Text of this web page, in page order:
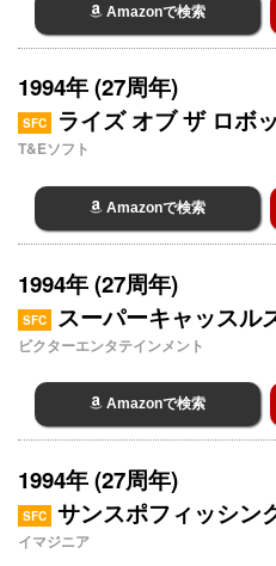
Amazonで検索
1994年 (27周年)
SFC ライズ オブ ザ ロボ
T&Eソフト
Amazonで検索
1994年 (27周年)
SFC スーパーキャッスル
ビクターエンタテインメント
Amazonで検索
1994年 (27周年)
SFC サンスポフィッシン
イマジニア